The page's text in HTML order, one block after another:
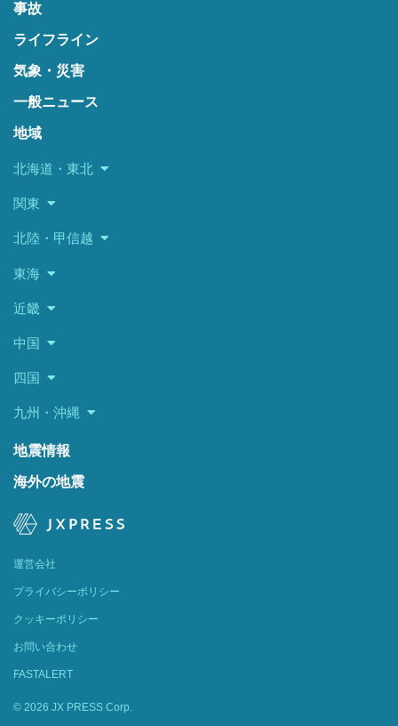
事故
ライフライン
気象・災害
一般ニュース
地域
北海道・東北
関東
北陸・甲信越
東海
近畿
中国
四国
九州・沖縄
地震情報
海外の地震
運営会社
プライバシーポリシー
クッキーポリシー
お問い合わせ
FASTALERT
© 2026 JX PRESS Corp.